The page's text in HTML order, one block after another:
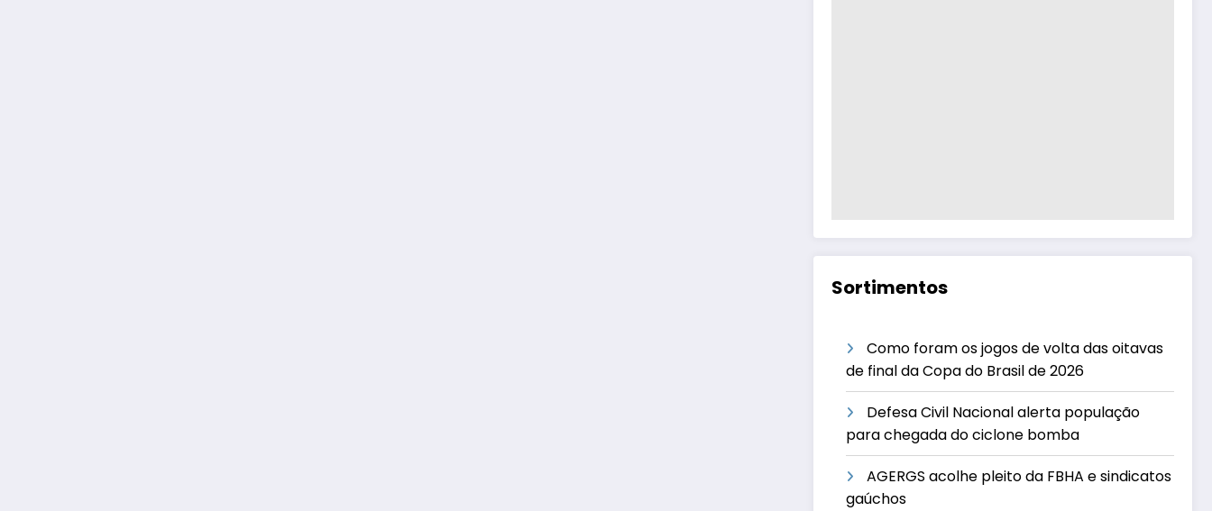
Sortimentos
Como foram os jogos de volta das oitavas
de final da Copa do Brasil de 2026
Defesa Civil Nacional alerta população
para chegada do ciclone bomba
AGERGS acolhe pleito da FBHA e sindicatos
gaúchos